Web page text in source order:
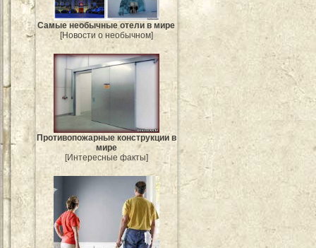
Самые необычные отели в мире
[Новости о необычном]
Противопожарные конструкции в
мире
[Интересные факты]